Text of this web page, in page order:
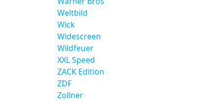
Weltbild
Wick
Widescreen
Wildfeuer
XXL Speed
ZACK Edition
ZDF
Zollner